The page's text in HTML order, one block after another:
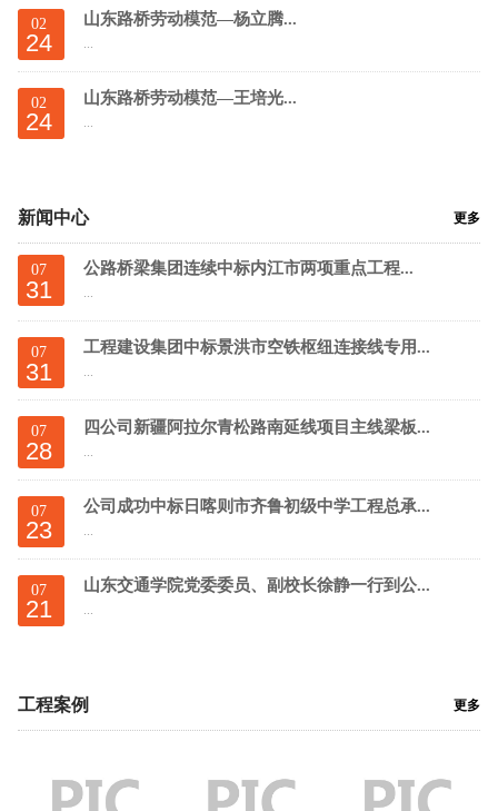
02
24
山东路桥劳动模范—杨立腾...
...
02
24
山东路桥劳动模范—王培光...
...
新闻中心 更多
07
31
公路桥梁集团连续中标内江市两项重点工程...
...
07
31
工程建设集团中标景洪市空铁枢纽连接线专用...
...
07
28
四公司新疆阿拉尔青松路南延线项目主线梁板...
07
23
公司成功中标日喀则市齐鲁初级中学工程总承...
07
21
山东交通学院党委委员、副校长徐静一行到公...
...
工程案例 更多